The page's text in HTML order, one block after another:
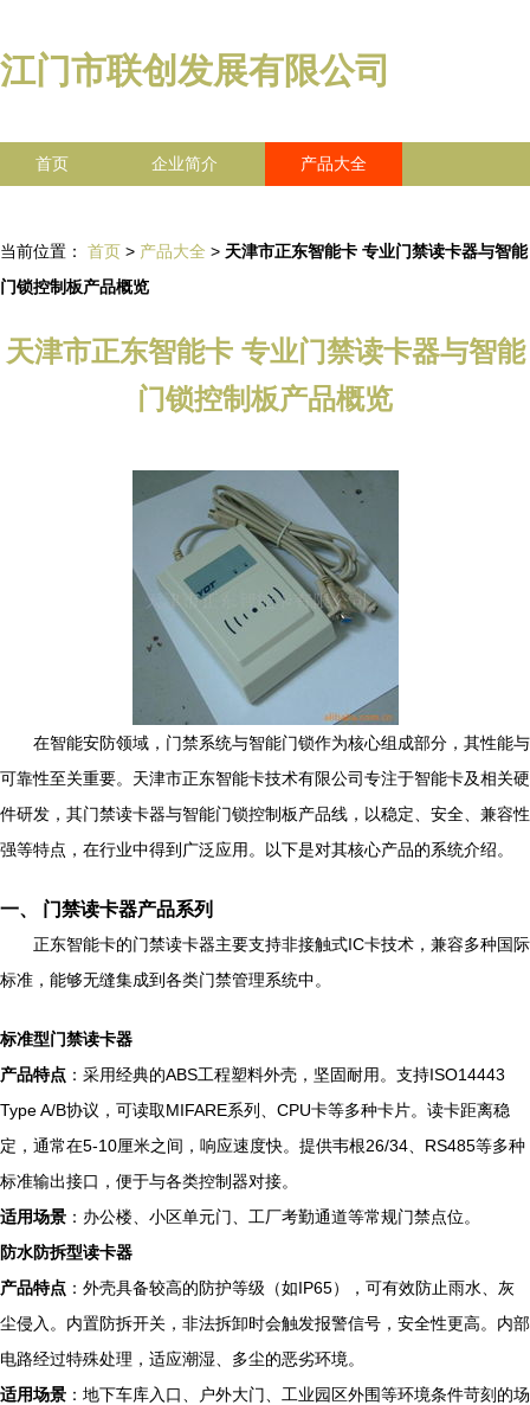
江门市联创发展有限公司
首页 企业简介 产品大全
当前位置： 首页 > 产品大全 > 天津市正东智能卡 专业门禁读卡器与智能
门锁控制板产品概览
天津市正东智能卡 专业门禁读卡器与智能
门锁控制板产品概览
在智能安防领域，门禁系统与智能门锁作为核心组成部分，其性能与
可靠性至关重要。天津市正东智能卡技术有限公司专注于智能卡及相关硬
件研发，其门禁读卡器与智能门锁控制板产品线，以稳定、安全、兼容性
强等特点，在行业中得到广泛应用。以下是对其核心产品的系统介绍。
一、 门禁读卡器产品系列
正东智能卡的门禁读卡器主要支持非接触式IC卡技术，兼容多种国际
标准，能够无缝集成到各类门禁管理系统中。
标准型门禁读卡器
产品特点 ：采用经典的ABS工程塑料外壳，坚固耐用。支持ISO14443
Type A/B协议，可读取MIFARE系列、CPU卡等多种卡片。读卡距离稳
定，通常在5-10厘米之间，响应速度快。提供韦根26/34、RS485等多种
标准输出接口，便于与各类控制器对接。
适用场景 ：办公楼、小区单元门、工厂考勤通道等常规门禁点位。
防水防拆型读卡器
产品特点 ：外壳具备较高的防护等级（如IP65），可有效防止雨水、灰
尘侵入。内置防拆开关，非法拆卸时会触发报警信号，安全性更高。内部
电路经过特殊处理，适应潮湿、多尘的恶劣环境。
适用场景 ：地下车库入口、户外大门、工业园区外围等环境条件苛刻的场